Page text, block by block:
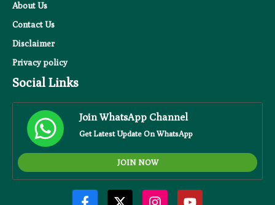
About Us
Contact Us
Disclaimer
Privacypolicy
Social Links
Join WhatsApp Channel
Get Latest Update On WhatsApp
JOIN NOW